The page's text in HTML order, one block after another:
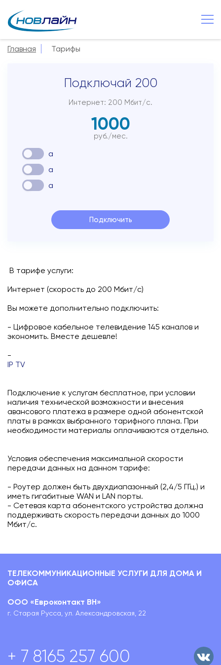
Старая Русса
Новости
Сервисы
Услуги
Смотрёшка
Контакты
Главная Тарифы
Подключай 200
Интернет: 200 Мбит/с.
1000
руб./мес.
a
a
a
Подключить
В тарифе услуги:
Интернет (скорость до 200 Мбит/с)
Вы можете дополнительно подключить:
- Цифровое кабельное телевидение 145 каналов и
экономить. Вместе дешевле!
-
IP TV
Подключение к услугам бесплатное, при условии
наличия технической возможности и внесения
авансового платежа в размере одной абонентской
платы в рамках выбранного тарифного плана. При
необходимости материалы оплачиваются отдельно.
Условия обеспечения максимальной скорости
передачи данных на данном тарифе:
- Роутер должен быть двухдиапазонный (2,4/5 ГГц.) и
иметь гигабитные WAN и LAN порты.
- Сетевая карта абонентского устройства должна
поддерживать скорость передачи данных до 1000
Мбит/с.
ТЕЛЕКОММУНИКАЦИОННЫЕ УСЛУГИ ДЛЯ ДОМА И
ОФИСА
ООО «Евроконтакт ВН»
г. Старая Русса, ул. Александровская, 22
+ 7 8165 257 600